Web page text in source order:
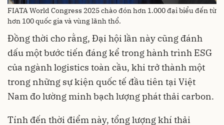
FIATA World Congress 2025 chào đón hơn 1.000 đại biểu đến từ
hơn 100 quốc gia và vùng lãnh thổ.
Đồng thời cho rằng, Đại hội lần này cũng đánh
dấu một bước tiến đáng kể trong hành trình ESG
của ngành logistics toàn cầu, khi trở thành một
trong những sự kiện quốc tế đầu tiên tại Việt
Nam đo lường minh bạch lượng phát thải carbon.
Tính đến thời điểm này, tổng lượng khí thải